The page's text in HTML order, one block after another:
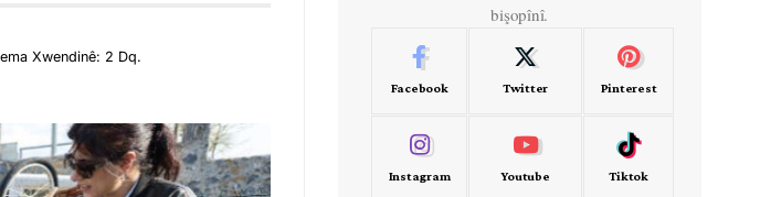
Xwendinê: 2 Dq.
bişopînî.
Facebook Twitter Pinterest
Instagram Youtube Tiktok